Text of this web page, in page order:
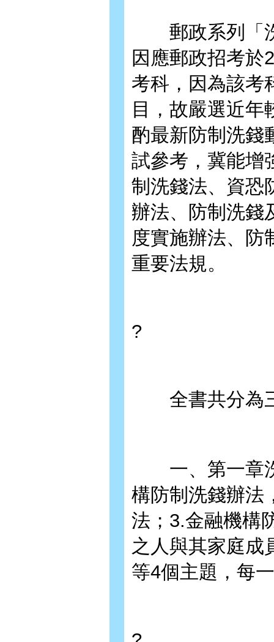
郵政系列「洗
因應郵政招考於
考科，因為該考
目，故嚴選近年
酌最新防制洗錢
試參考，冀能增
制洗錢法、資恐
辦法、防制洗錢
度實施辦法、防
重要法規。
?
全書共分為
一、第一章洗
構防制洗錢辦法
法；3.金融機構
之人與其家庭成
等4個主題，每